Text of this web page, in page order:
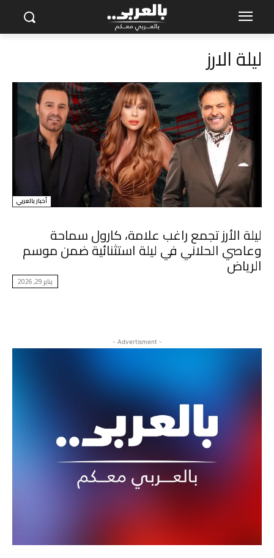
ليلة الارز
أخبار بالعربي
ليلة الأرز تجمع راغب علامة، كارول سماحة
وعاصي الحلاني في ليلة استثنائية ضمن موسم
الرياض
يناير 29, 2026
- Advertisment -